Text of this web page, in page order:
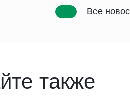
Все
также